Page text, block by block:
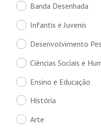
Banda Desenhada
Infantis e Juvenis
Desenvolvimento
Ciências Sociais e
Ensino e Educação
História
Arte